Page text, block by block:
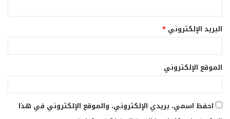
البريد الإلكتروني *
الموقع الإلكتروني
احفظ اسمي، بريدي الإلكتروني، والموقع الإلكتروني في هذا